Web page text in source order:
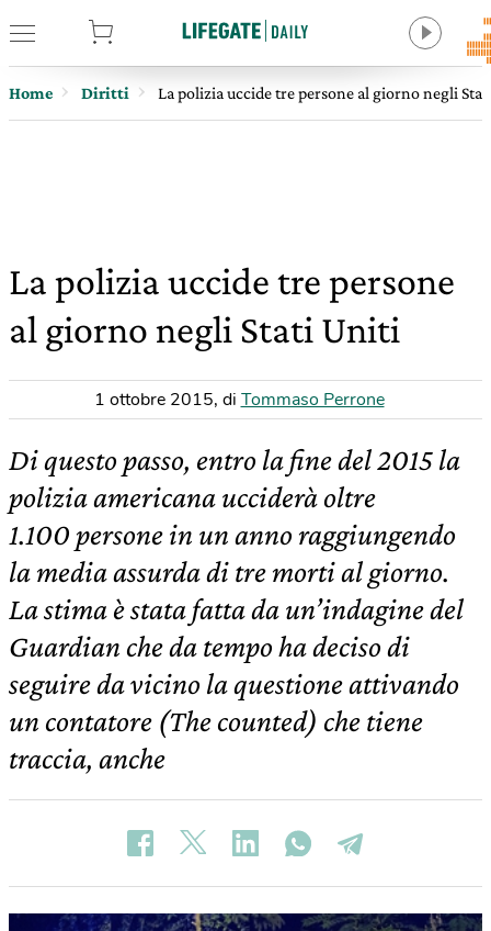
Home Diritti La polizia uccide tre persone al giorno negli
La polizia uccide tre persone
al giorno negli Stati Uniti
1 ottobre 2015, di Tommaso Perrone
Di questo passo, entro la fine del 2015 la
polizia americana ucciderà oltre
1.100 persone in un anno raggiungendo
la media assurda di tre morti al giorno.
La stima è stata fatta da un’indagine del
Guardian che da tempo ha deciso di
seguire da vicino la questione attivando
un contatore (The counted) che tiene
traccia, anche